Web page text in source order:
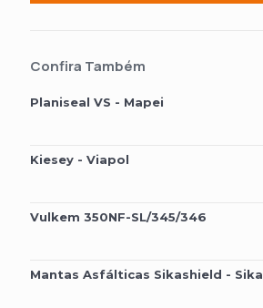
Confira Também
Planiseal VS - Mapei
Kiesey - Viapol
Vulkem 350NF-SL/345/346
Mantas Asfálticas Sikashield - Sika